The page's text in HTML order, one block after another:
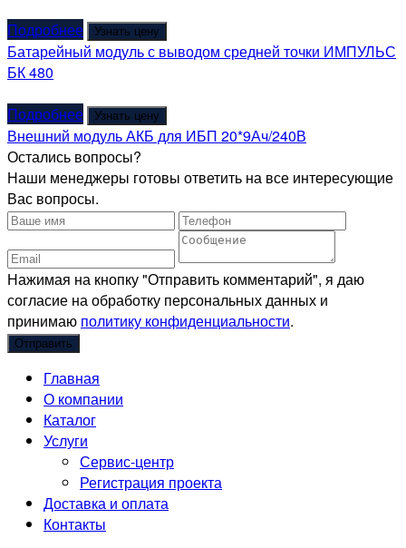
Подробнее
Узнать цену
Батарейный модуль с выводом средней точки ИМПУЛЬС
БК 480
Подробнее
Узнать цену
Внешний модуль АКБ для ИБП 20*9Ач/240В
Остались вопросы?
Наши менеджеры готовы ответить на все интересующие
Вас вопросы.
Нажимая на кнопку "Отправить комментарий", я даю
согласие на обработку персональных данных и
принимаю политику конфиденциальности.
Главная
О компании
Каталог
Услуги
Сервис-центр
Регистрация проекта
Доставка и оплата
Контакты